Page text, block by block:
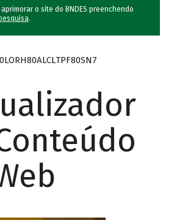
o site do BNDES preenchendo
.